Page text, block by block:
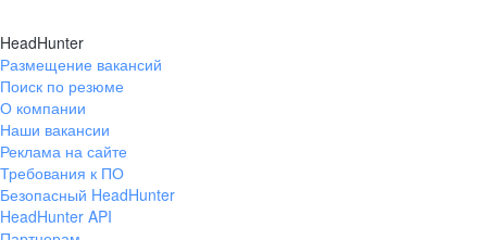
HeadHunter
Размещение вакансий
Поиск по резюме
О компании
Наши вакансии
Реклама на сайте
Требования к ПО
Безопасный HeadHunter
HeadHunter API